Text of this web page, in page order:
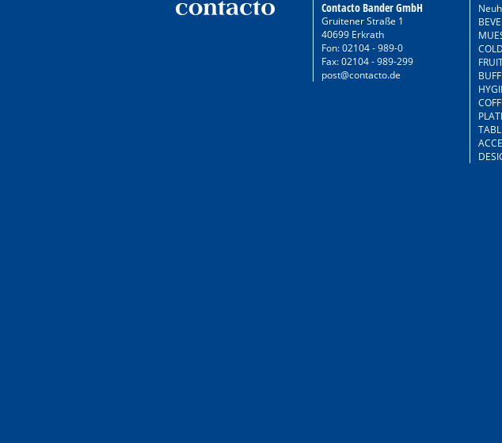
Contacto Bander GmbH
Gruitener Straße 1
40699 Erkrath
Fon: 02104 - 989-0
Fax: 02104 - 989-299
post@contacto.de